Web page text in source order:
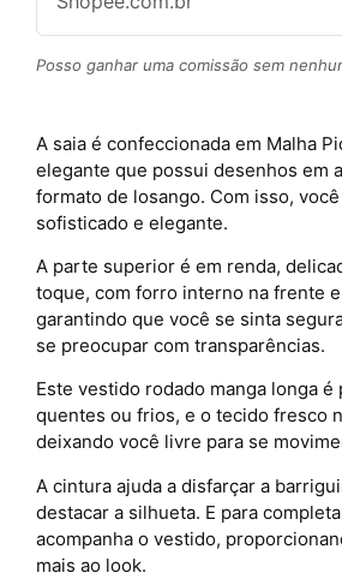
Posso ganhar uma comissão sem
A saia é confeccionada em Malha
elegante que possui desenhos em
formato de losango. Com isso,
sofisticado e elegante.
A parte superior é em renda,
toque, com forro interno na frente
garantindo que você se sinta
se preocupar com transparências.
Este vestido rodado manga longa
quentes ou frios, e o tecido fresco
deixando você livre para se
A cintura ajuda a disfarçar a
destacar a silhueta. E para
acompanha o vestido,
mais ao look.